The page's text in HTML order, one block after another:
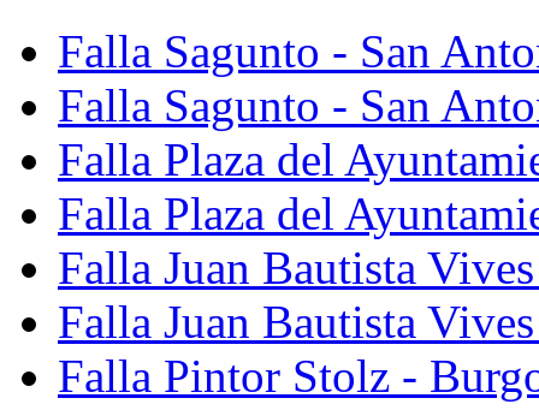
Falla Sagunto - San
Falla Sagunto - San
Falla Plaza del
Falla Plaza del
Falla Juan Bautista
Falla Juan Bautista
Falla Pintor Stolz -